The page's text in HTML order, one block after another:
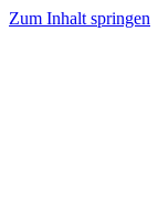
Zum Inhalt springen